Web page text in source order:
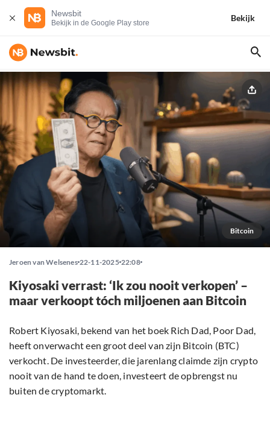
Newsbit
Bekijk in de Google Play store
Bekijk
Bitcoin
Jeroen van Welsenes 22-11-2025 22:08
Kiyosaki verrast: ‘Ik zou nooit verkopen’ –
maar verkoopt tóch miljoenen aan Bitcoin
Robert Kiyosaki, bekend van het boek Rich Dad, Poor Dad,
heeft onverwacht een groot deel van zijn Bitcoin (BTC)
verkocht. De investeerder, die jarenlang claimde zijn crypto
nooit van de hand te doen, investeert de opbrengst nu
buiten de cryptomarkt.